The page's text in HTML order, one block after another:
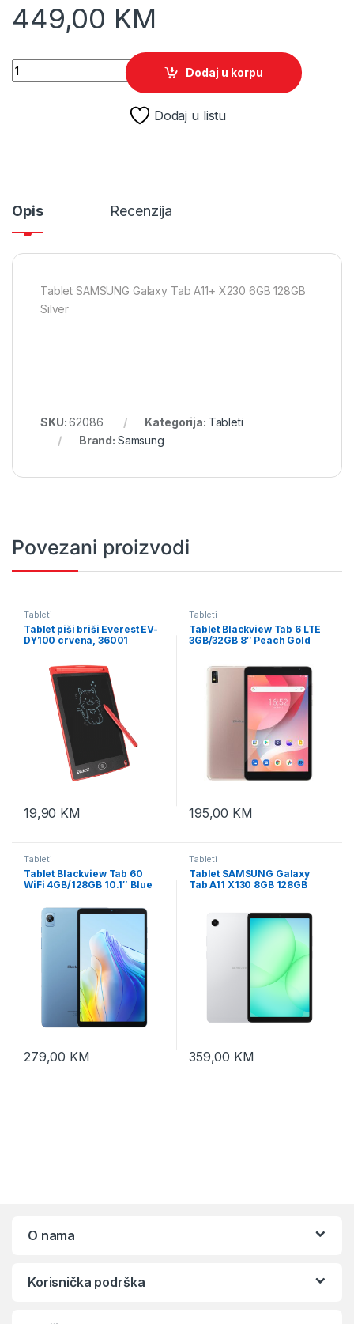
449,00 KM
Tablet SAMSUNG Galaxy Tab A11+ X230 6GB 128GB Silver
Dodaj u korpu
Dodaj u listu
Opis Recenzija
Tablet SAMSUNG Galaxy Tab A11+ X230 6GB 128GB
Silver
SKU:62086 Kategorija: Tableti
Brand: Samsung
Povezani proizvodi
Tableti
Tablet piši briši Everest EV-
DY100 crvena, 36001
19,90 KM
Tableti
Tablet Blackview Tab 6 LTE
3GB/32GB 8″ Peach Gold
195,00 KM
Tableti
Tablet Blackview Tab 60
WiFi 4GB/128GB 10.1″ Blue
279,00 KM
Tableti
Tablet SAMSUNG Galaxy
Tab A11 X130 8GB 128GB
359,00 KM
O nama
Korisnička podrška